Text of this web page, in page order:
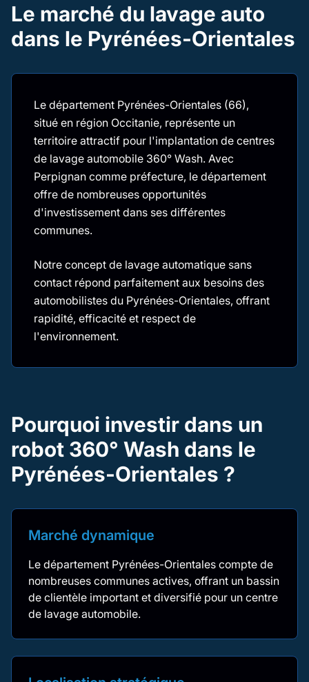
Le marché du lavage auto
dans le Pyrénées-Orientales
Le département Pyrénées-Orientales (66),
situé en région Occitanie, représente un
territoire attractif pour l'implantation de centres
de lavage automobile 360° Wash. Avec
Perpignan comme préfecture, le département
offre de nombreuses opportunités
d'investissement dans ses différentes
communes.
Notre concept de lavage automatique sans
contact répond parfaitement aux besoins des
automobilistes du Pyrénées-Orientales, offrant
rapidité, efficacité et respect de
l'environnement.
Pourquoi investir dans un
robot 360° Wash dans le
Pyrénées-Orientales ?
Marché dynamique
Le département Pyrénées-Orientales compte de
nombreuses communes actives, offrant un bassin
de clientèle important et diversifié pour un centre
de lavage automobile.